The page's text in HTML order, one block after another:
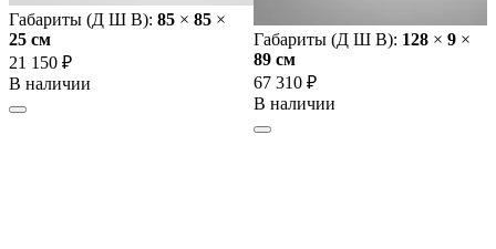
Габариты (Д Ш В): 85 × 85 ×
25 cм
21 150 ₽
В наличии
Габариты (Д Ш В): 128 × 9 ×
89 cм
67 310 ₽
В наличии